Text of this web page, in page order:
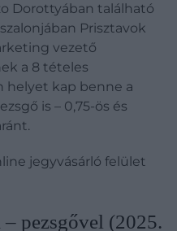
Dorottyában található
Prisztavok
vezető
a 8 tételes
helyet kap benne a
is – 0,75-ös és
jegyvásárló felület
pezsgővel (2025.